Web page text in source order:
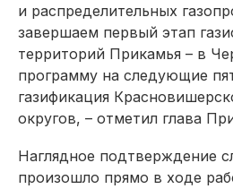
и распределительных
завершаем первый этап
территорий Прикамья – в
программу на следующие
газификация
округов, – отметил глава
Наглядное подтверждение
произошло прямо в ходе